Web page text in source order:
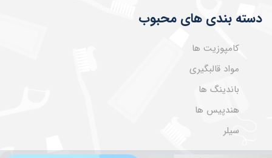
دسته بندی های محبوب
کامپوزیت ها
مواد قالبگیری
باندینگ ها
هندپیس ها
سیلر